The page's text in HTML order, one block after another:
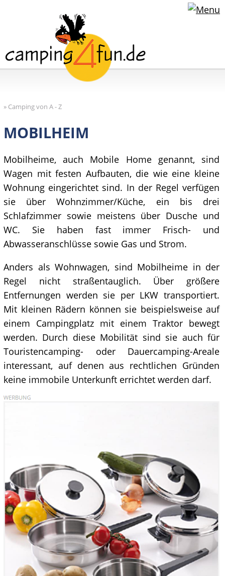
» Camping von A - Z
MOBILHEIM
Mobilheime, auch Mobile Home genannt, sind
Wagen mit festen Aufbauten, die wie eine kleine
Wohnung eingerichtet sind. In der Regel verfügen
sie über Wohnzimmer/Küche, ein bis drei
Schlafzimmer sowie meistens über Dusche und
WC. Sie haben fast immer Frisch- und
Abwasseranschlüsse sowie Gas und Strom.
Anders als Wohnwagen, sind Mobilheime in der
Regel nicht straßentauglich. Über größere
Entfernungen werden sie per LKW transportiert.
Mit kleinen Rädern können sie beispielsweise auf
einem Campingplatz mit einem Traktor bewegt
werden. Durch diese Mobilität sind sie auch für
Touristencamping- oder Dauercamping-Areale
interessant, auf denen aus rechtlichen Gründen
keine immobile Unterkunft errichtet werden darf.